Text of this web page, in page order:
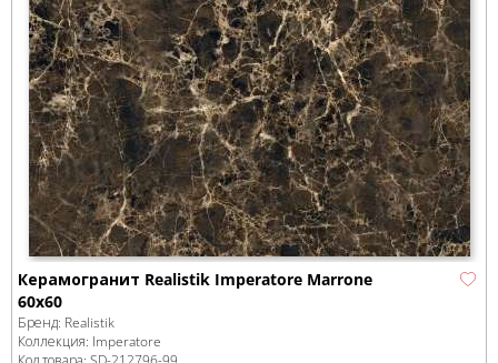
Керамогранит Realistik Imperatore Marrone
60x60
Бренд: Realistik
Коллекция: Imperatore